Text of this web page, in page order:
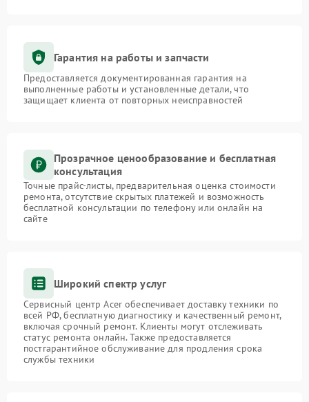
Гарантия на работы и запчасти
Предоставляется документированная гарантия на
выполненные работы и установленные детали, что
защищает клиента от повторных неисправностей
Прозрачное ценообразование и бесплатная
консультация
Точные прайс-листы, предварительная оценка стоимости
ремонта, отсутствие скрытых платежей и возможность
бесплатной консультации по телефону или онлайн на
сайте
Широкий спектр услуг
Сервисный центр Acer обеспечивает доставку техники по
всей РФ, бесплатную диагностику и качественный ремонт,
включая срочный ремонт. Клиенты могут отслеживать
статус ремонта онлайн. Также предоставляется
постгарантийное обслуживание для продления срока
службы техники